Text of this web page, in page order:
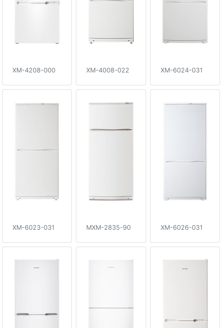
XM-4208-000 XM-4008-022 XM-6024-031
XM-6023-031 MXM-2835-90 XM-6026-031